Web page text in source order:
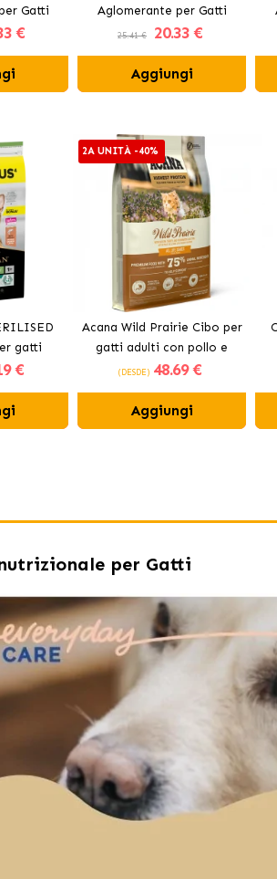
Gatti
€
Aglomerante per Gatti
Aroma Aloe Vera
25.41 € 20.33 €
Aggiungi
gatti
€
2A UNITÀ -40%
Acana Wild Prairie Cibo per
gatti adulti con pollo e
tacchino
(DESDE) 48.69 €
Aggiungi
per Gatti